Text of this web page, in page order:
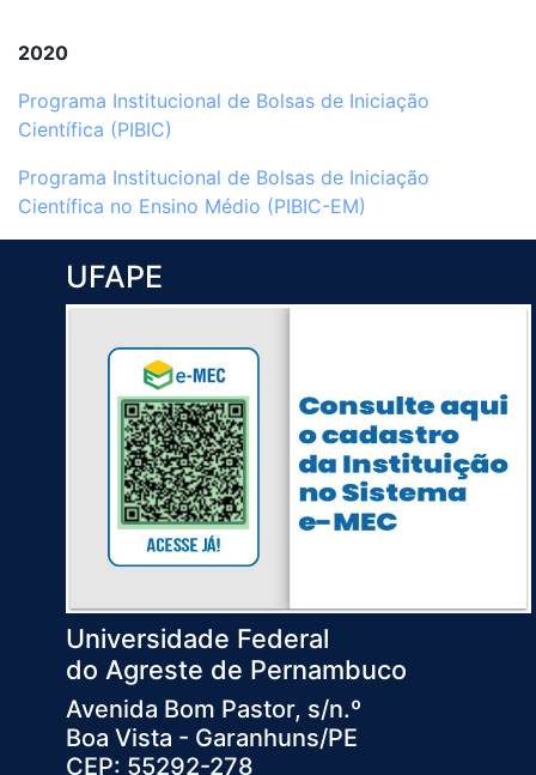
2020
Programa Institucional de Bolsas de Iniciação
Científica (PIBIC)
Programa Institucional de Bolsas de Iniciação
Científica no Ensino Médio (PIBIC-EM)
UFAPE
Universidade Federal
do Agreste de Pernambuco
Avenida Bom Pastor, s/n.º
Boa Vista - Garanhuns/PE
CEP: 55292-278